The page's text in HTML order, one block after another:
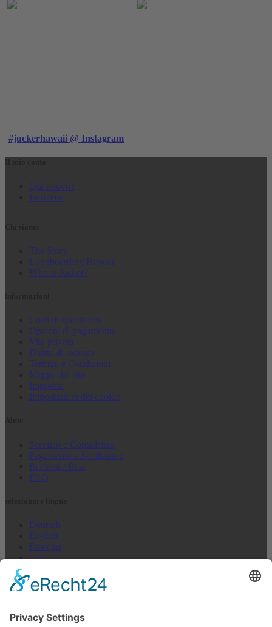
#juckerhawaii @ Instagram
Qui nuovo?
Iscriversi
The Story
Longboarding Hawaii
Who is Jucker?
Costi di spedizione
Opzioni di pagamento
Vita privata
Diritto di recesso
Termini e Condizioni
Mappa del sito
Impronta
Impostazioni dei cookie
Servizio e Consulenza
Pagamento e Spedizione
Reclami / Resi
FAQ
Deutsch
English
Français
Italiano
Nederlands
US + Canada
Newsletter abbonarsi